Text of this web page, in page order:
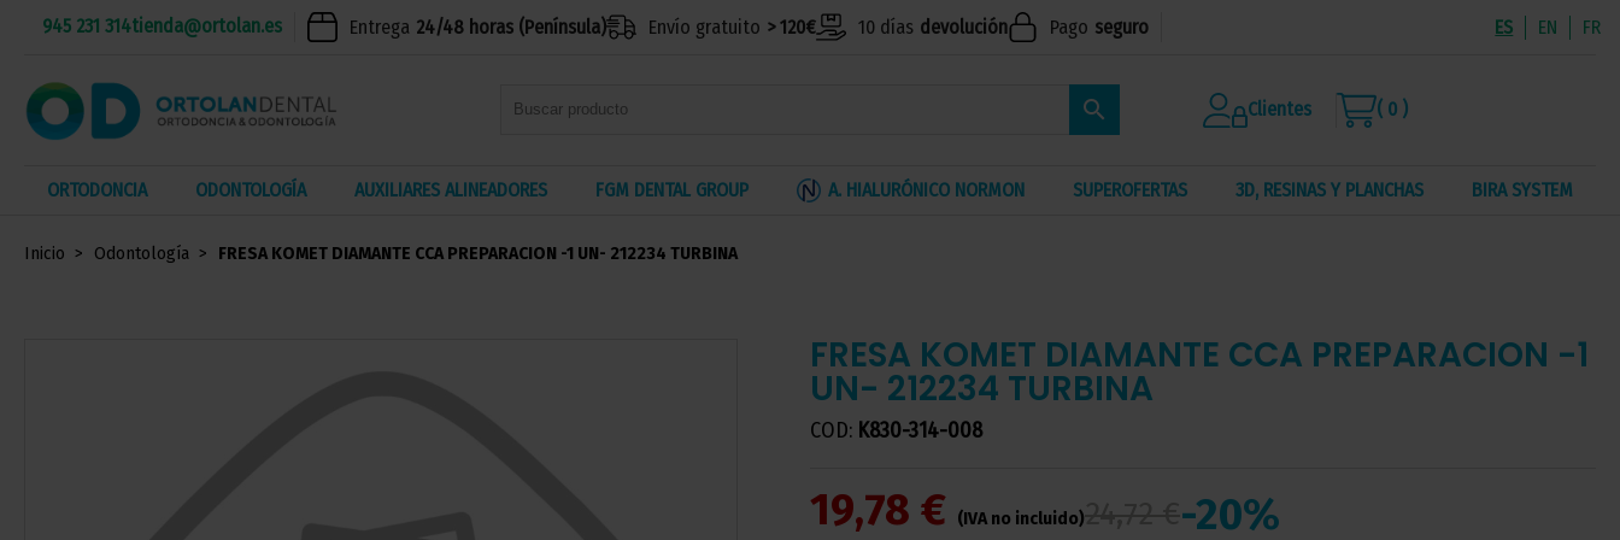
945 231 314tienda@ortolan.es Entrega 24/48 horas (Península) Envío gratuito > 120€ 10 días devolución Pago seguro ES EN FR
search Clientes ( 0 )
ORTODONCIA ODONTOLOGÍA AUXILIARES ALINEADORES FGM DENTAL GROUP A. HIALURÓNICO NORMON SUPEROFERTAS 3D, RESINAS Y PLANCHAS BIRA SYSTEM
Inicio Odontología FRESA KOMET DIAMANTE CCA PREPARACION -1 UN- 212234 TURBINA
FRESA KOMET DIAMANTE CCA PREPARACION -1
UN- 212234 TURBINA
COD: K830-314-008
19,78 € (IVA no incluido) -20%